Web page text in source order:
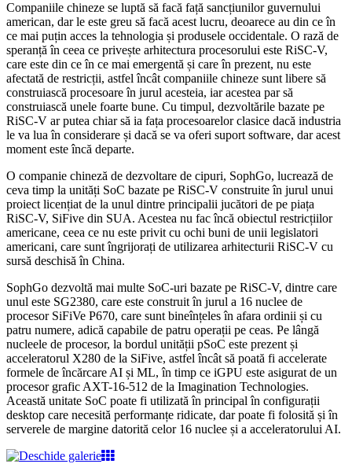
Companiile chineze se luptă să facă față sancțiunilor guvernului
american, dar le este greu să facă acest lucru, deoarece au din ce în
ce mai puțin acces la tehnologia și produsele occidentale. O rază de
speranță în ceea ce privește arhitectura procesorului este RiSC-V,
care este din ce în ce mai emergentă și care în prezent, nu este
afectată de restricții, astfel încât companiile chineze sunt libere să
construiască procesoare în jurul acesteia, iar acestea par să
construiască unele foarte bune. Cu timpul, dezvoltările bazate pe
RiSC-V ar putea chiar să ia fața procesoarelor clasice dacă industria
le va lua în considerare și dacă se va oferi suport software, dar acest
moment este încă departe.
O companie chineză de dezvoltare de cipuri, SophGo, lucrează de
ceva timp la unități SoC bazate pe RiSC-V construite în jurul unui
proiect licențiat de la unul dintre principalii jucători de pe piața
RiSC-V, SiFive din SUA. Acestea nu fac încă obiectul restricțiilor
americane, ceea ce nu este privit cu ochi buni de unii legislatori
americani, care sunt îngrijorați de utilizarea arhitecturii RiSC-V cu
sursă deschisă în China.
SophGo dezvoltă mai multe SoC-uri bazate pe RiSC-V, dintre care
unul este SG2380, care este construit în jurul a 16 nuclee de
procesor SiFiVe P670, care sunt bineînțeles în afara ordinii și cu
patru numere, adică capabile de patru operații pe ceas. Pe lângă
nucleele de procesor, la bordul unității pSoC este prezent și
acceleratorul X280 de la SiFive, astfel încât să poată fi accelerate
formele de încărcare AI și ML, în timp ce iGPU este asigurat de un
procesor grafic AXT-16-512 de la Imagination Technologies.
Această unitate SoC poate fi utilizată în principal în configurații
desktop care necesită performanțe ridicate, dar poate fi folosită și în
serverele de margine datorită celor 16 nuclee și a acceleratorului AI.